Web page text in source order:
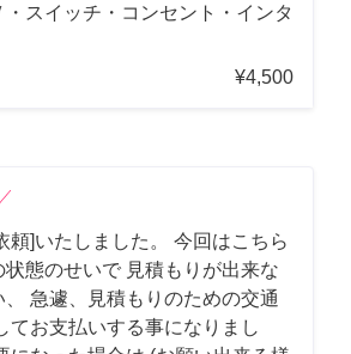
スイッチ・コンセント・インタ
¥4,500
頼]いたしました。 今回はこちら
態のせいで 見積もりが出来な
、 急遽、見積もりのための交通
てお支払いする事になりまし